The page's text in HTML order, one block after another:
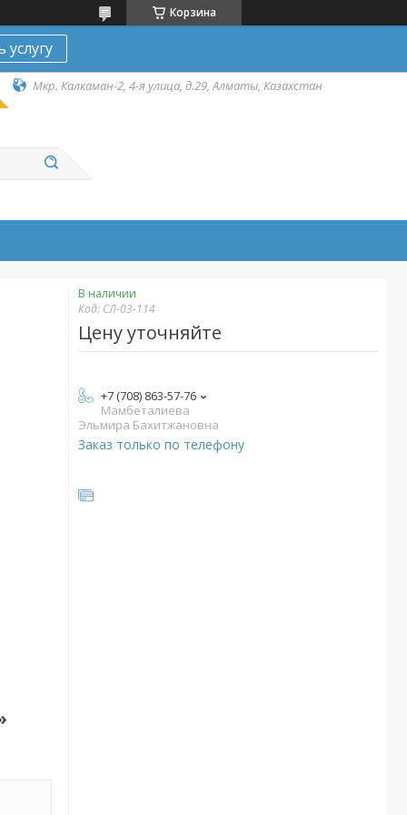
Корзина
услугу
Мкр. Калкаман-2, 4-я улица, д.29, Алматы, Казахстан
В наличии
Код: СЛ-03-114
Цену уточняйте
+7 (708) 863-57-76
Мамбеталиева
Эльмира Бахитжановна
Заказ только по телефону